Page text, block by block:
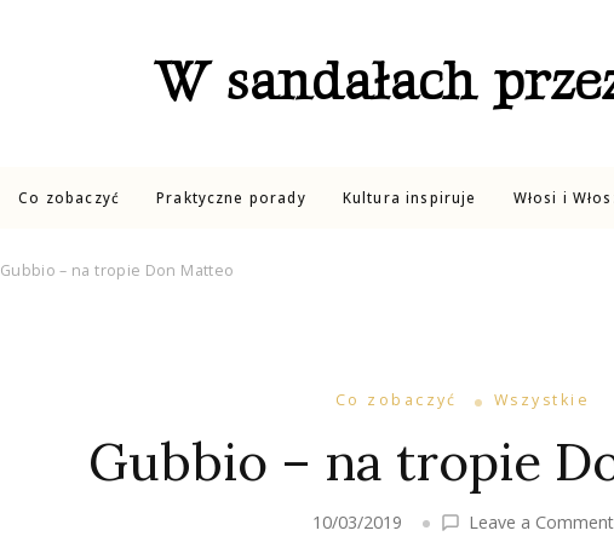
W sandałach
Co zobaczyć Praktyczne porady Kultura inspiruje Włosi i
Gubbio – na tropie Don Matteo
Co zobaczyć Wszystkie
Gubbio – na tropie
10/03/2019 Leave a Comment